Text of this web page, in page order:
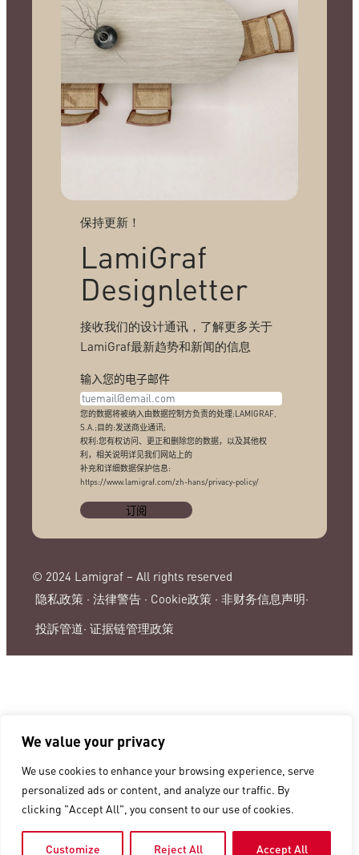
We value your privacy
We use cookies to enhance your browsing experience, serve
personalized ads or content, and analyze our traffic. By
clicking "Accept All", you consent to our use of cookies.
Customize Reject All Accept All
保持更新！
LamiGraf
Designletter
接收我们的设计通讯，了解更多关于
LamiGraf最新趋势和新闻的信息
输入您的电子邮件
您的数据将被纳入由数据控制方负责的处理:LAMIGRAF,
S.A.;目的:发送商业通讯;
权利:您有权访问、更正和删除您的数据，以及其他权
利，相关说明详见我们网站上的
补充和详细数据保护信息:
https://www.lamigraf.com/zh-hans/privacy-policy/
© 2024 Lamigraf – All rights reserved
隐私政策 · 法律警告 · Cookie政策 · 非财务信息声明·
投訴管道· 证据链管理政策